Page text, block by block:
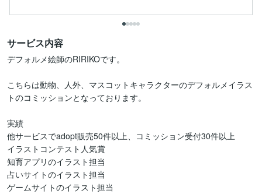
サービス内容
デフォルメ絵師のRIRIKOです。
こちらは動物、人外、マスコットキャラクターのデフォルメイラス
トのコミッションとなっております。
実績
他サービスでadopt販売50件以上、コミッション受付30件以上
イラストコンテスト人気賞
知育アプリのイラスト担当
占いサイトのイラスト担当
ゲームサイトのイラスト担当